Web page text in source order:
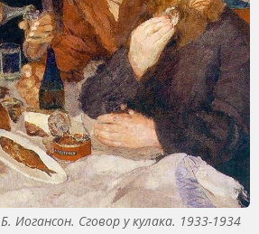
Б. Иогансон. Сговор у кулака. 1933-1934